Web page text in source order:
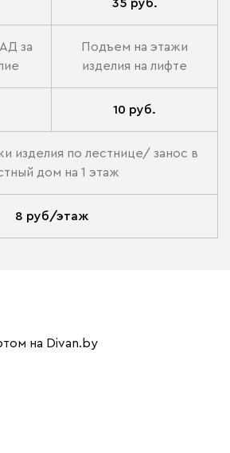
35 руб.
за
Подъем на этажи
изделия на лифте
10 руб.
изделия по лестнице/ занос в
дом на 1 этаж
8 руб/этаж
на Divan.by